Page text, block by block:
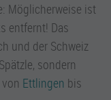
Möglicherweise ist
entfernt! Das
und der Schweiz
sondern
Ettlingen bis